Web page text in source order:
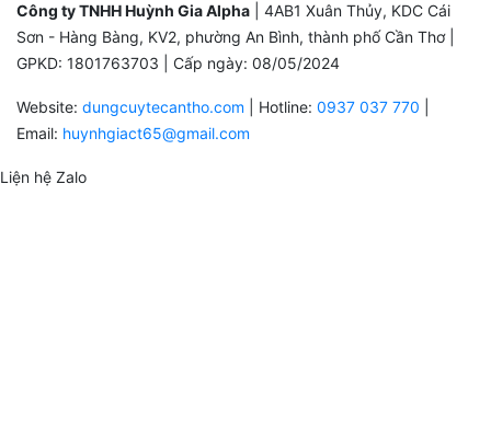
Công ty TNHH Huỳnh Gia Alpha | 4AB1 Xuân Thủy, KDC Cái
Sơn - Hàng Bàng, KV2, phường An Bình, thành phố Cần Thơ |
GPKD: 1801763703 | Cấp ngày: 08/05/2024
Website: dungcuytecantho.com | Hotline: 0937 037 770
Email: huynhgiact65@gmail.com
Liện hệ Zalo